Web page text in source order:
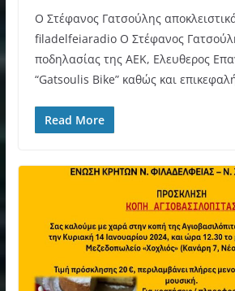
Ο Στέφανος Γατσούλης
filadelfeiaradio Ο Στέφανος
ποδηλασίας της ΑΕΚ, Ελευθερος
“Gatsoulis Bike” καθώς και
Read More